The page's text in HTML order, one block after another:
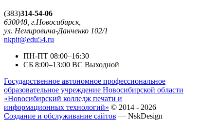
(383)314-54-06
630048, г.Новосибирск,
ул. Немировича-Данченко 102/1
nkpit@edu54.ru
ПН-ПТ 08:00–16:30
CБ 8:00–13:00 ВС Выходной
Государственное автономное профессиональное
образовательное учреждение Новосибирской области
«Новосибирский колледж печати и
информационных технологий» © 2014 - 2026
Создание и обслуживание сайтов — NskDesign